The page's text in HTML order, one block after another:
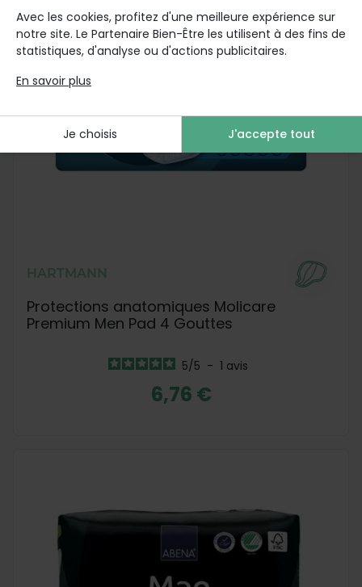
HARTMANN
Protections anatomiques Molicare
Premium Men Pad 4 Gouttes
5/5 - 1 avis
6,76 €
Avec les cookies, profitez d'une meilleure expérience sur
notre site. Le Partenaire Bien-Être les utilisent à des fins de
statistiques, d'analyse ou d'actions publicitaires.
En savoir plus
Je choisis J'accepte tout